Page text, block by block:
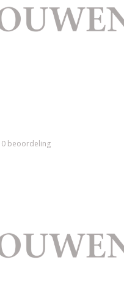
0 beoordeling